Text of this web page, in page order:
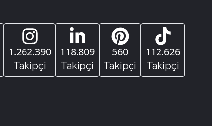
1.262.390
Takipçi
118.809
Takipçi
560
Takipçi
112.626
Takipçi